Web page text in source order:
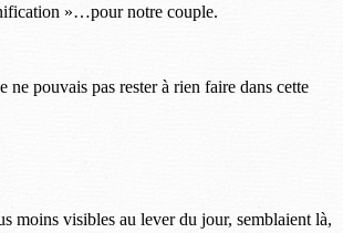
»…pour notre couple.
pouvais pas rester à rien faire dans cette
moins visibles au lever du jour, semblaient là,